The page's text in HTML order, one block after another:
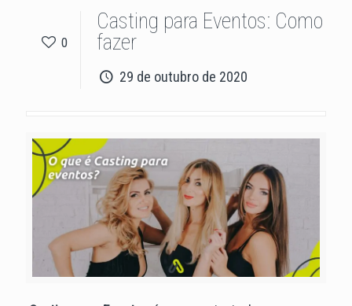
0
Casting para Eventos: Como
fazer
29 de outubro de 2020